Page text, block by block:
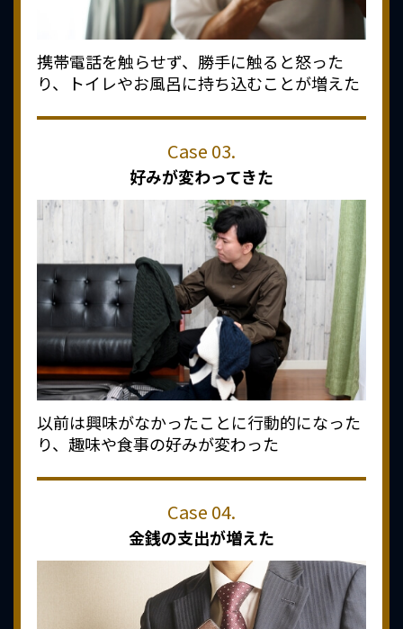
携帯電話を触らせず、勝手に触ると怒った
り、トイレやお風呂に持ち込むことが増えた
好みが変わってきた
以前は興味がなかったことに行動的になった
り、趣味や食事の好みが変わった
金銭の支出が増えた